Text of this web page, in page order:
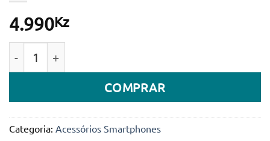
4.990Kz
COMPRAR
Categoria: Acessórios Smartphones